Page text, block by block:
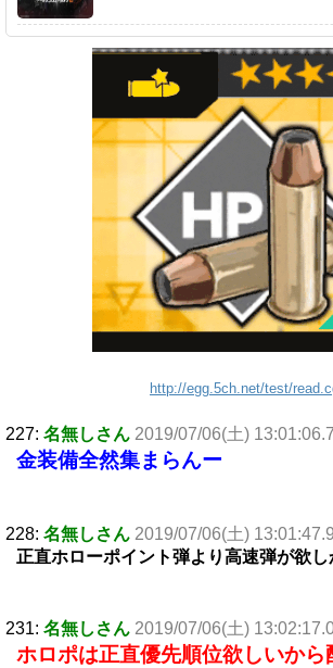
http://egg.5ch.net/test/
227: 名無しさん 2019/07/06(土)
金装備全然集まらんー
228: 名無しさん 2019/07/06(土)
正直ホローポイント弾より高速弾が欲し
231: 名無しさん 2019/07/06(土)
ホロポは正直優先順位欲しいから